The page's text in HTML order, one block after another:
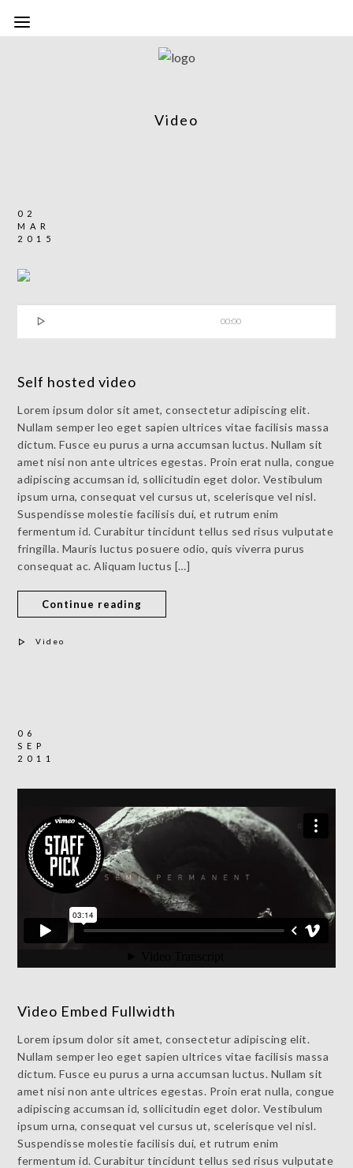
Video
02
MAR
2015
 00:00
Self hosted video
Lorem ipsum dolor sit amet, consectetur adipiscing elit.
Nullam semper leo eget sapien ultrices vitae facilisis massa
dictum. Fusce eu purus a urna accumsan luctus. Nullam sit
amet nisi non ante ultrices egestas. Proin erat nulla, congue
adipiscing accumsan id, sollicitudin eget dolor. Vestibulum
ipsum urna, consequat vel cursus ut, scelerisque vel nisl.
Suspendisse molestie facilisis dui, et rutrum enim
fermentum id. Curabitur tincidunt tellus sed risus vulputate
fringilla. Mauris luctus posuere odio, quis viverra purus
consequat ac. Aliquam luctus […]
Continue reading
Video
06
SEP
2011
Video Embed Fullwidth
Lorem ipsum dolor sit amet, consectetur adipiscing elit.
Nullam semper leo eget sapien ultrices vitae facilisis massa
dictum. Fusce eu purus a urna accumsan luctus. Nullam sit
amet nisi non ante ultrices egestas. Proin erat nulla, congue
adipiscing accumsan id, sollicitudin eget dolor. Vestibulum
ipsum urna, consequat vel cursus ut, scelerisque vel nisl.
Suspendisse molestie facilisis dui, et rutrum enim
fermentum id. Curabitur tincidunt tellus sed risus vulputate